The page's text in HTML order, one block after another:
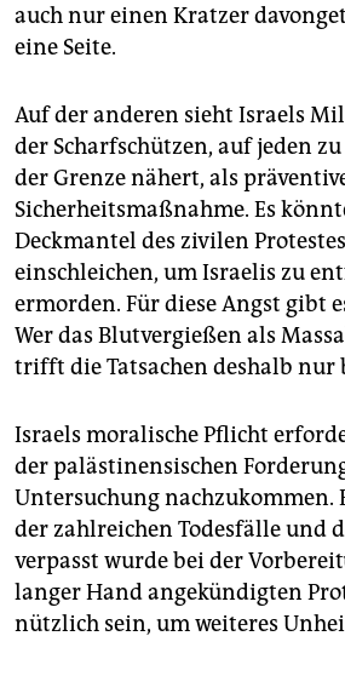
auch nur einen Kratzer
eine Seite.
Auf der anderen sieht Israels
der Scharfschützen, auf jeden
der Grenze nähert, als
Sicherheitsmaßnahme. Es
Deckmantel des zivilen
einschleichen, um Israelis zu
ermorden. Für diese Angst gibt
Wer das Blutvergießen als
trifft die Tatsachen deshalb nur
Israels moralische Pflicht
der palästinensischen
Untersuchung nachzukommen.
der zahlreichen Todesfälle und
verpasst wurde bei der
langer Hand angekündigten
nützlich sein, um weiteres